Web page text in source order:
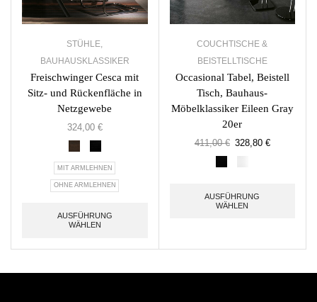
STÜHLE
BAUHAUSKLASSIKER
Freischwinger Cesca mit
Sitz- und Rückenfläche in
Netzgewebe
324,00 €
MIT ARMLEHNEN
OHNE ARMLEHNEN
AUSFÜHRUNG
WÄHLEN
COUCHTISCHE &
BEISTELLTISCHE
Occasional Tabel, Beistell
Tisch, Bauhaus-
Möbelklassiker Eileen Gray
20er
411,00€ 328,80 €
AUSFÜHRUNG
WÄHLEN